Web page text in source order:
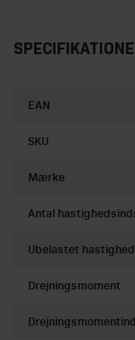
EAN
SKU
Mærke
Antal
Ubelastet hastighed
Drejningsmoment